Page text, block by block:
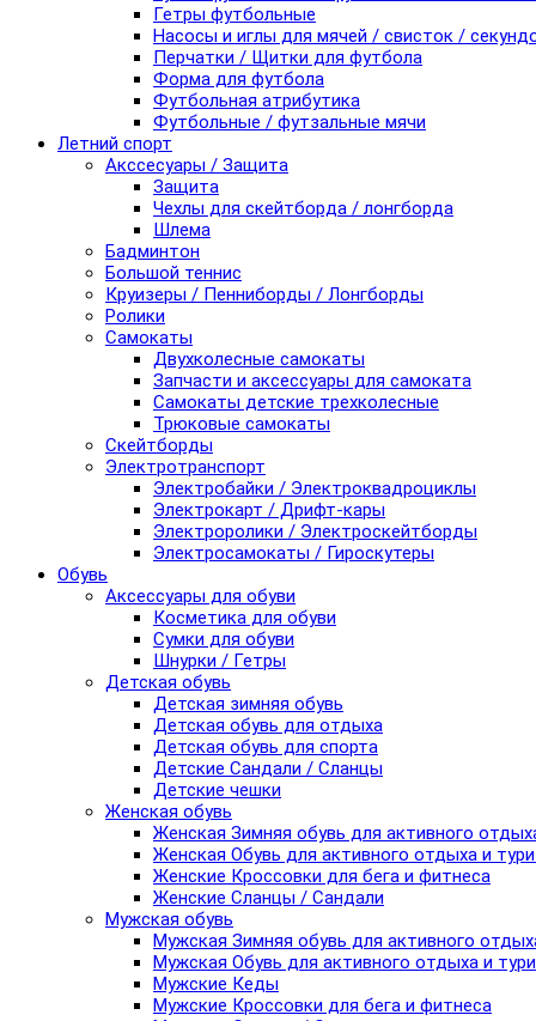
Гетры футбольные
Насосы и иглы для мячей / свисток /
Перчатки / Щитки для футбола
Форма для футбола
Футбольная атрибутика
Футбольные / футзальные мячи
Летний спорт
Акссесуары / Защита
Защита
Чехлы для скейтборда / лонгборда
Шлема
Бадминтон
Большой теннис
Круизеры / Пенниборды / Лонгборды
Ролики
Самокаты
Двухколесные самокаты
Запчасти и аксессуары для самоката
Самокаты детские трехколесные
Трюковые самокаты
Скейтборды
Электротранспорт
Электробайки / Электроквадроциклы
Электрокарт / Дрифт-кары
Электроролики / Электроскейтборды
Электросамокаты / Гироскутеры
Обувь
Аксессуары для обуви
Косметика для обуви
Сумки для обуви
Шнурки / Гетры
Детская обувь
Детская зимняя обувь
Детская обувь для отдыха
Детская обувь для спорта
Детские Сандали / Сланцы
Детские чешки
Женская обувь
Женская Зимняя обувь для активного
Женская Обувь для активного отдыха и
Женские Кроссовки для бега и фитнеса
Женские Сланцы / Сандали
Мужская обувь
Мужская Зимняя обувь для активного
Мужская Обувь для активного отдыха и
Мужские Кеды
Мужские Кроссовки для бега и фитнеса